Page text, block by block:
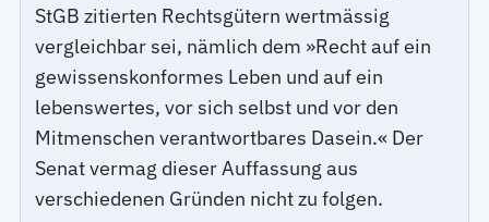
StGB zitierten Rechtsgütern wertmässig
vergleichbar sei, nämlich dem »Recht auf ein
gewissenskonformes Leben und auf ein
lebenswertes, vor sich selbst und vor den
Mitmenschen verantwortbares Dasein.« Der
Senat vermag dieser Auffassung aus
verschiedenen Gründen nicht zu folgen.